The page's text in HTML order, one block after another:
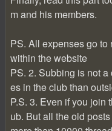
m and his members.
PS. All expenses go
within the website
PS. 2. Subbing is not
es in the club than
P.S. 3. Even if you join
ub. But all the old